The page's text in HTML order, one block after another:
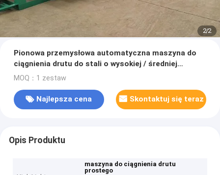
2/2
Pionowa przemysłowa automatyczna maszyna do
ciągnienia drutu do stali o wysokiej / średniej
zawartości węgla
MOQ：1 zestaw
Najlepsza cena Skontaktuj się teraz
Opis Produktu
maszyna do ciągnienia drutu
prostego